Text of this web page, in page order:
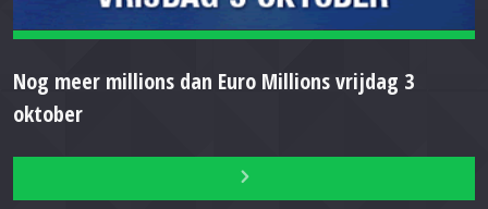
Nog meer millions dan Euro Millions vrijdag 3
oktober